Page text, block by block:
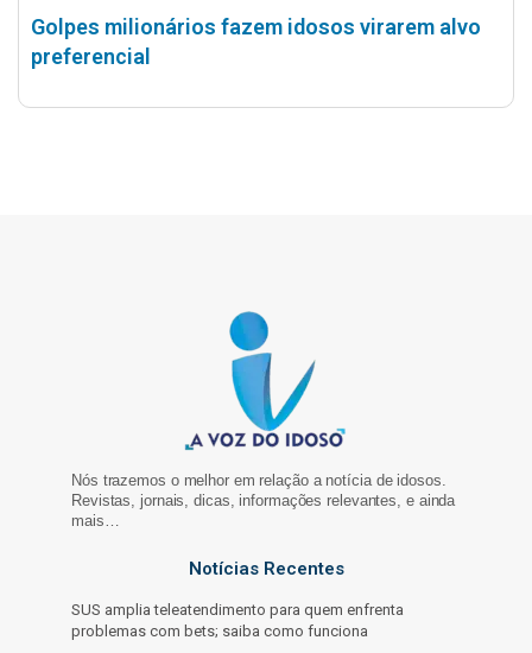
Golpes milionários fazem idosos virarem alvo
preferencial
Nós trazemos o melhor em relação a notícia de idosos.
Revistas, jornais, dicas, informações relevantes, e ainda
mais…
Notícias Recentes
SUS amplia teleatendimento para quem enfrenta
problemas com bets; saiba como funciona